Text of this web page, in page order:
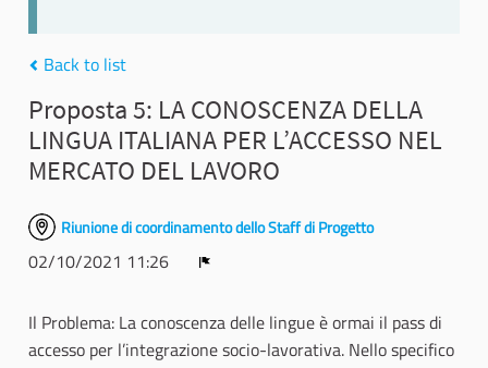
Back to list
Proposta 5: LA CONOSCENZA DELLA
LINGUA ITALIANA PER L’ACCESSO NEL
MERCATO DEL LAVORO
Riunione di coordinamento dello Staff di Progetto
02/10/2021 11:26
Il Problema: La conoscenza delle lingue è ormai il pass di
accesso per l’integrazione socio-lavorativa. Nello specifico